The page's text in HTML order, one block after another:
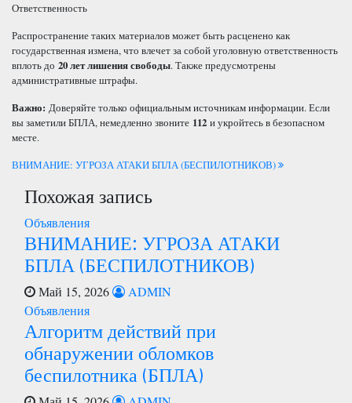
Ответственность
Распространение таких материалов может быть расценено как
государственная измена, что влечет за собой уголовную ответственность
вплоть до 20 лет лишения свободы. Также предусмотрены
административные штрафы.
Важно: Доверяйте только официальным источникам информации. Если
вы заметили БПЛА, немедленно звоните 112 и укройтесь в безопасном
месте.
Навигация
по
записям
ВНИМАНИЕ: УГРОЗА АТАКИ БПЛА (БЕСПИЛОТНИКОВ)
Похожая запись
Объявления
ВНИМАНИЕ: УГРОЗА АТАКИ
БПЛА (БЕСПИЛОТНИКОВ)
Май 15, 2026
ADMIN
Объявления
Алгоритм действий при
обнаружении обломков
беспилотника (БПЛА)